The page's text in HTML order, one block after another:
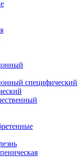
специфический